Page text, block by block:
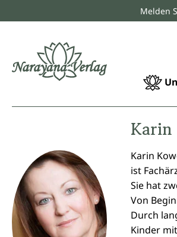
Zur HauptnavigationMelden
Karin
ist
Sie hat
Von
Durch
Kinder